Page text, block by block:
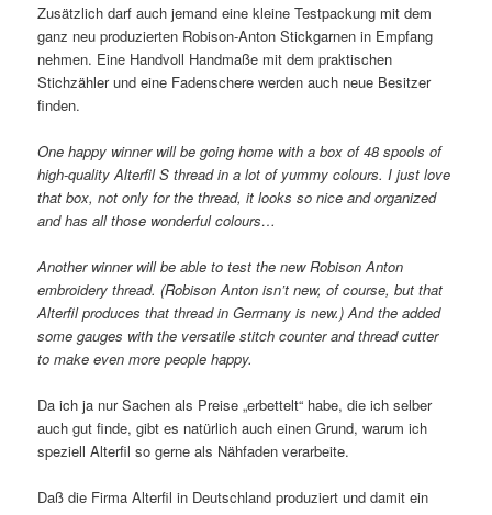
Zusätzlich darf auch jemand eine kleine Testpackung mit dem
ganz neu produzierten Robison-Anton Stickgarnen in Empfang
nehmen. Eine Handvoll Handmaße mit dem praktischen
Stichzähler und eine Fadenschere werden auch neue Besitzer
finden.
One happy winner will be going home with a box of 48 spools of
high-quality Alterfil S thread in a lot of yummy colours. I just love
that box, not only for the thread, it looks so nice and organized
and has all those wonderful colours…
Another winner will be able to test the new Robison Anton
embroidery thread. (Robison Anton isn’t new, of course, but that
Alterfil produces that thread in Germany is new.) And the added
some gauges with the versatile stitch counter and thread cutter
to make even more people happy.
Da ich ja nur Sachen als Preise „erbettelt“ habe, die ich selber
auch gut finde, gibt es natürlich auch einen Grund, warum ich
speziell Alterfil so gerne als Nähfaden verarbeite.
Daß die Firma Alterfil in Deutschland produziert und damit ein